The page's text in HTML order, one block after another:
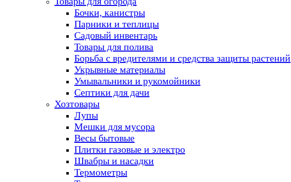
Бочки, канистры
Парники и теплицы
Садовый инвентарь
Товары для полива
Борьба с вредителями и средства защиты растений
Укрывные материалы
Умывальники и рукомойники
Септики для дачи
Хозтовары
Лупы
Мешки для мусора
Весы бытовые
Плитки газовые и электро
Швабры и насадки
Термометры